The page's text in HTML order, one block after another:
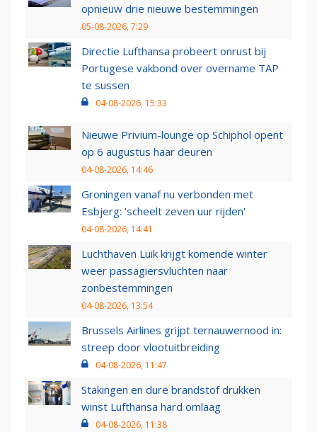
opnieuw drie nieuwe bestemmingen
05-08-2026, 7:29
Directie Lufthansa probeert onrust bij
Portugese vakbond over overname TAP
te sussen
04-08-2026, 15:33
Nieuwe Privium-lounge op Schiphol opent
op 6 augustus haar deuren
04-08-2026, 14:46
Groningen vanaf nu verbonden met
Esbjerg: 'scheelt zeven uur rijden'
04-08-2026, 14:41
Luchthaven Luik krijgt komende winter
weer passagiersvluchten naar
zonbestemmingen
04-08-2026, 13:54
Brussels Airlines grijpt ternauwernood in:
streep door vlootuitbreiding
04-08-2026, 11:47
Stakingen en dure brandstof drukken
winst Lufthansa hard omlaag
04-08-2026, 11:38